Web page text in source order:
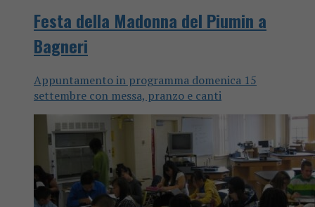
Festa della Madonna del Piumin a
Bagneri
Appuntamento in programma domenica 15
settembre con messa, pranzo e canti